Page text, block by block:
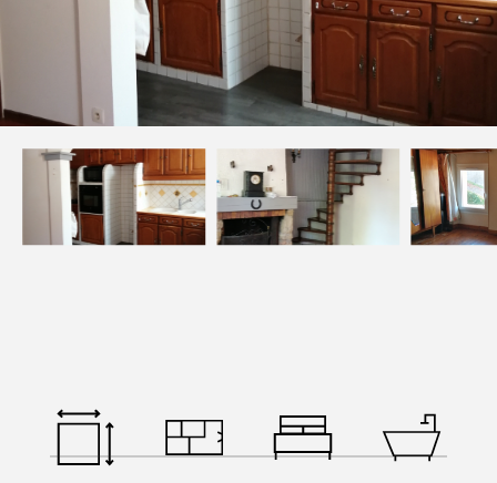
Nos collaborateurs
Devenez mandataires
Mentions légales
Politique de confidentialités
Estimer